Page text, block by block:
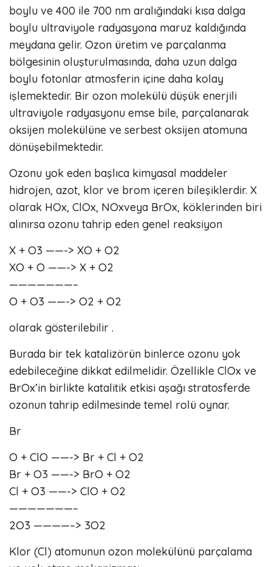
boylu ve 400 ile 700 nm aralığındaki kısa dalga
boylu ultraviyole radyasyona maruz kaldığında
meydana gelir. Ozon üretim ve parçalanma
bölgesinin oluşturulmasında, daha uzun dalga
boylu fotonlar atmosferin içine daha kolay
işlemektedir. Bir ozon molekülü düşük enerjili
ultraviyole radyasyonu emse bile, parçalanarak
oksijen molekülüne ve serbest oksijen atomuna
dönüşebilmektedir.
Ozonu yok eden başlıca kimyasal maddeler
hidrojen, azot, klor ve brom içeren bileşiklerdir. X
olarak HOx, ClOx, NOxveya BrOx, köklerinden biri
alınırsa ozonu tahrip eden genel reaksiyon
X + O3 ——-> XO + O2
XO + O ——-> X + O2
———————–
O + O3 ——-> O2 + O2
olarak gösterilebilir .
Burada bir tek katalizörün binlerce ozonu yok
edebileceğine dikkat edilmelidir. Özellikle ClOx ve
BrOx’in birlikte katalitik etkisi aşağı stratosferde
ozonun tahrip edilmesinde temel rolü oynar.
Br
O + ClO ——-> Br + Cl + O2
Br + O3 ——-> BrO + O2
Cl + O3 ——-> ClO + O2
———————–
2O3 ————–> 3O2
Klor (Cl) atomunun ozon molekülünü parçalama